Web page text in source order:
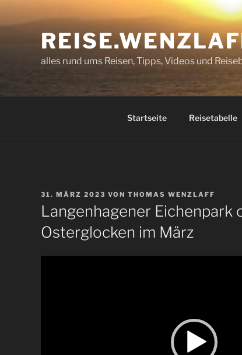
Inhalt
alles rund ums Reisen, Tipps, Videos und
Startseite Reisetabelle
VERÖFFENTLICHT
AM
31. MÄRZ 2023 VON THOMAS WENZLAFF
Langenhagener Eichenpark
Osterglocken im März